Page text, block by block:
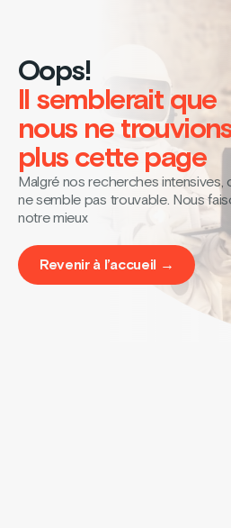
Oops!
Il semblerait que
nous ne
plus cette page
Malgré nos recherches intensives,
ne semble pas trouvable. Nous
notre mieux
Revenir à l’accueil →